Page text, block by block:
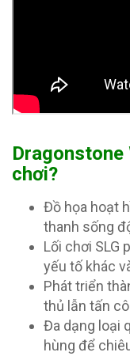
Dragonstone
chơi?
Đồ họa hoạt
thanh sống
Lối chơi SLG
yếu tố khác
Phát triển
thủ lẫn tấn
Đa dạng loại
hùng để